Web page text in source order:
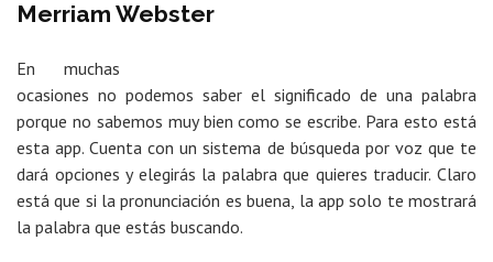
Merriam Webster
En muchas
ocasiones no podemos saber el significado de una palabra
porque no sabemos muy bien como se escribe. Para esto está
esta app. Cuenta con un sistema de búsqueda por voz que te
dará opciones y elegirás la palabra que quieres traducir. Claro
está que si la pronunciación es buena, la app solo te mostrará
la palabra que estás buscando.